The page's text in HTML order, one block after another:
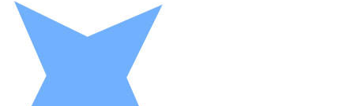
Efectivo